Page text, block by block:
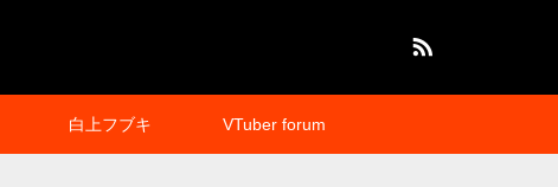
白上フブキ VTuber forum